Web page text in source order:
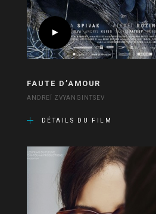
FAUTE D’AMOUR
ANDREÏ ZVYANGINTSEV
DÉTAILS DU FILM